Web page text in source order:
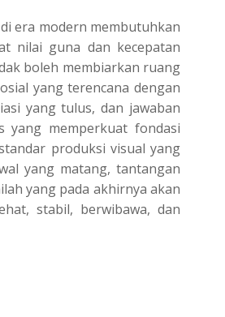
era modern membutuhkan
nilai guna dan kecepatan
boleh membiarkan ruang
yang terencana dengan
yang tulus, dan jawaban
yang memperkuat fondasi
produksi visual yang
yang matang, tantangan
yang pada akhirnya akan
stabil, berwibawa, dan